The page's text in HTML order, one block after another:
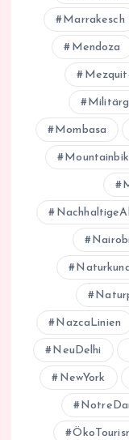
Marrakesch
Mendoza
Mombasa
Nairobi
NazcaLinien
NeuDelhi
NewYork